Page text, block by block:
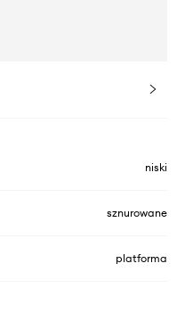
niski
sznurowane
platforma